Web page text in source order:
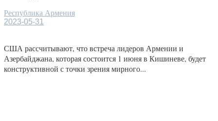
Республика Армения
2023-05-31
США рассчитывают, что встреча лидеров Армении и
Азербайджана, которая состоится 1 июня в Кишиневе, будет
конструктивной с точки зрения мирного...